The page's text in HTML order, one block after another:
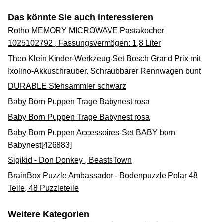
Das könnte Sie auch interessieren
Rotho MEMORY MICROWAVE Pastakocher
1025102792 , Fassungsvermögen: 1,8 Liter
Theo Klein Kinder-Werkzeug-Set Bosch Grand Prix mit
Ixolino-Akkuschrauber, Schraubbarer Rennwagen bunt
DURABLE Stehsammler schwarz
Baby Born Puppen Trage Babynest rosa
Baby Born Puppen Trage Babynest rosa
Baby Born Puppen Accessoires-Set BABY born
Babynest[426883]
Sigikid - Don Donkey , BeastsTown
BrainBox Puzzle Ambassador - Bodenpuzzle Polar 48
Teile, 48 Puzzleteile
Weitere Kategorien